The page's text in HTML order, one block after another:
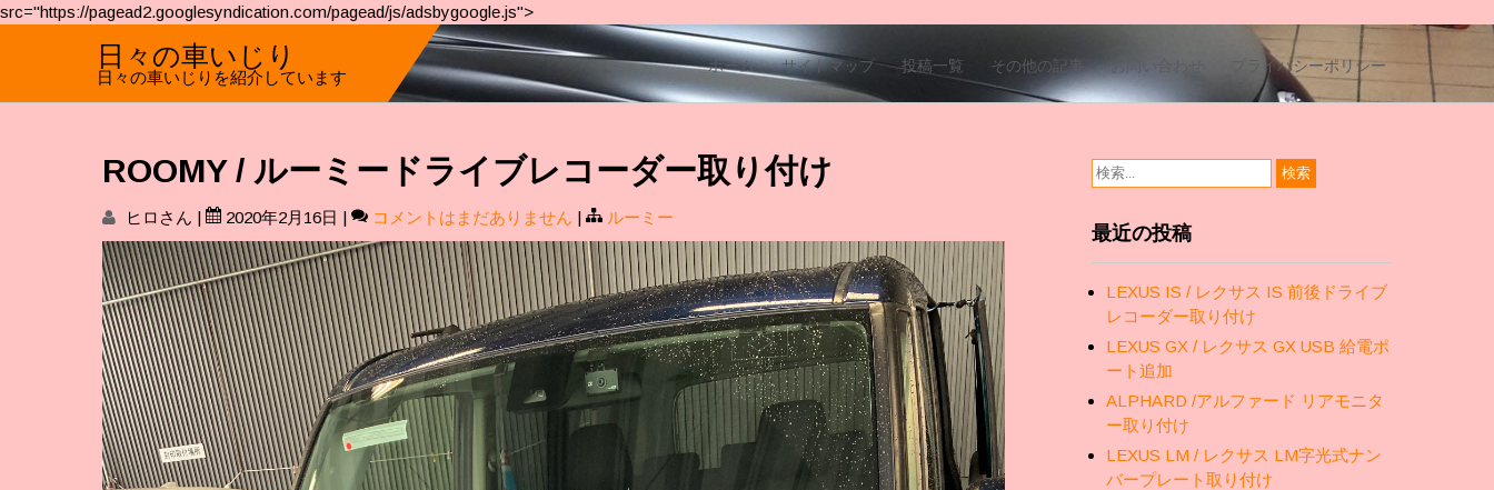
src="https://pagead2.googlesyndication.com/pagead/js/adsbygoogle.js">
日々の車いじり
日々の車いじりを紹介しています
ホーム サイトマップ 投稿一覧 その他の記事 お問い合わせ プライバシーポリシー
ROOMY / ルーミードライブレコーダー取り付け
ヒロさん | 2020年2月16日 | コメントはまだありません | ルーミー
最近の投稿
LEXUS IS / レクサス IS 前後ドライブ
レコーダー取り付け
LEXUS GX / レクサス GX USB 給電ポ
ート追加
ALPHARD /アルファード リアモニタ
ー取り付け
LEXUS LM / レクサス LM字光式ナン
バープレート取り付け